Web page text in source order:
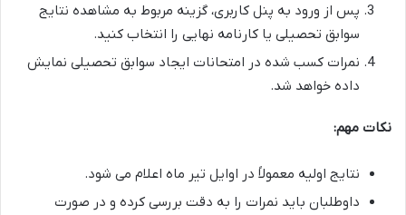
پس از ورود به پنل کاربری، گزینه مربوط به مشاهده نتایج
سوابق تحصیلی یا کارنامه نهایی را انتخاب کنید.
نمرات کسب شده در امتحانات ایجاد سوابق تحصیلی نمایش
داده خواهد شد.
نکات مهم:
نتایج اولیه معمولاً در اوایل تیر ماه اعلام می شود.
داوطلبان باید نمرات را به دقت بررسی کرده و در صورت